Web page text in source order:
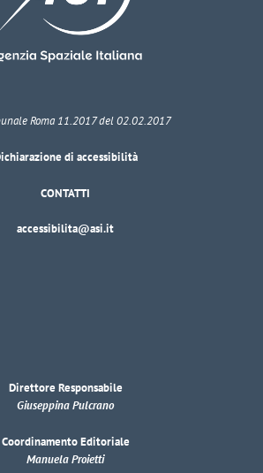
Roma 11.2017 del 02.02.2017
di accessibilità
CONTATTI
accessibilita@asi.it
Direttore Responsabile
Giuseppina Pulcrano
Coordinamento Editoriale
Manuela Proietti